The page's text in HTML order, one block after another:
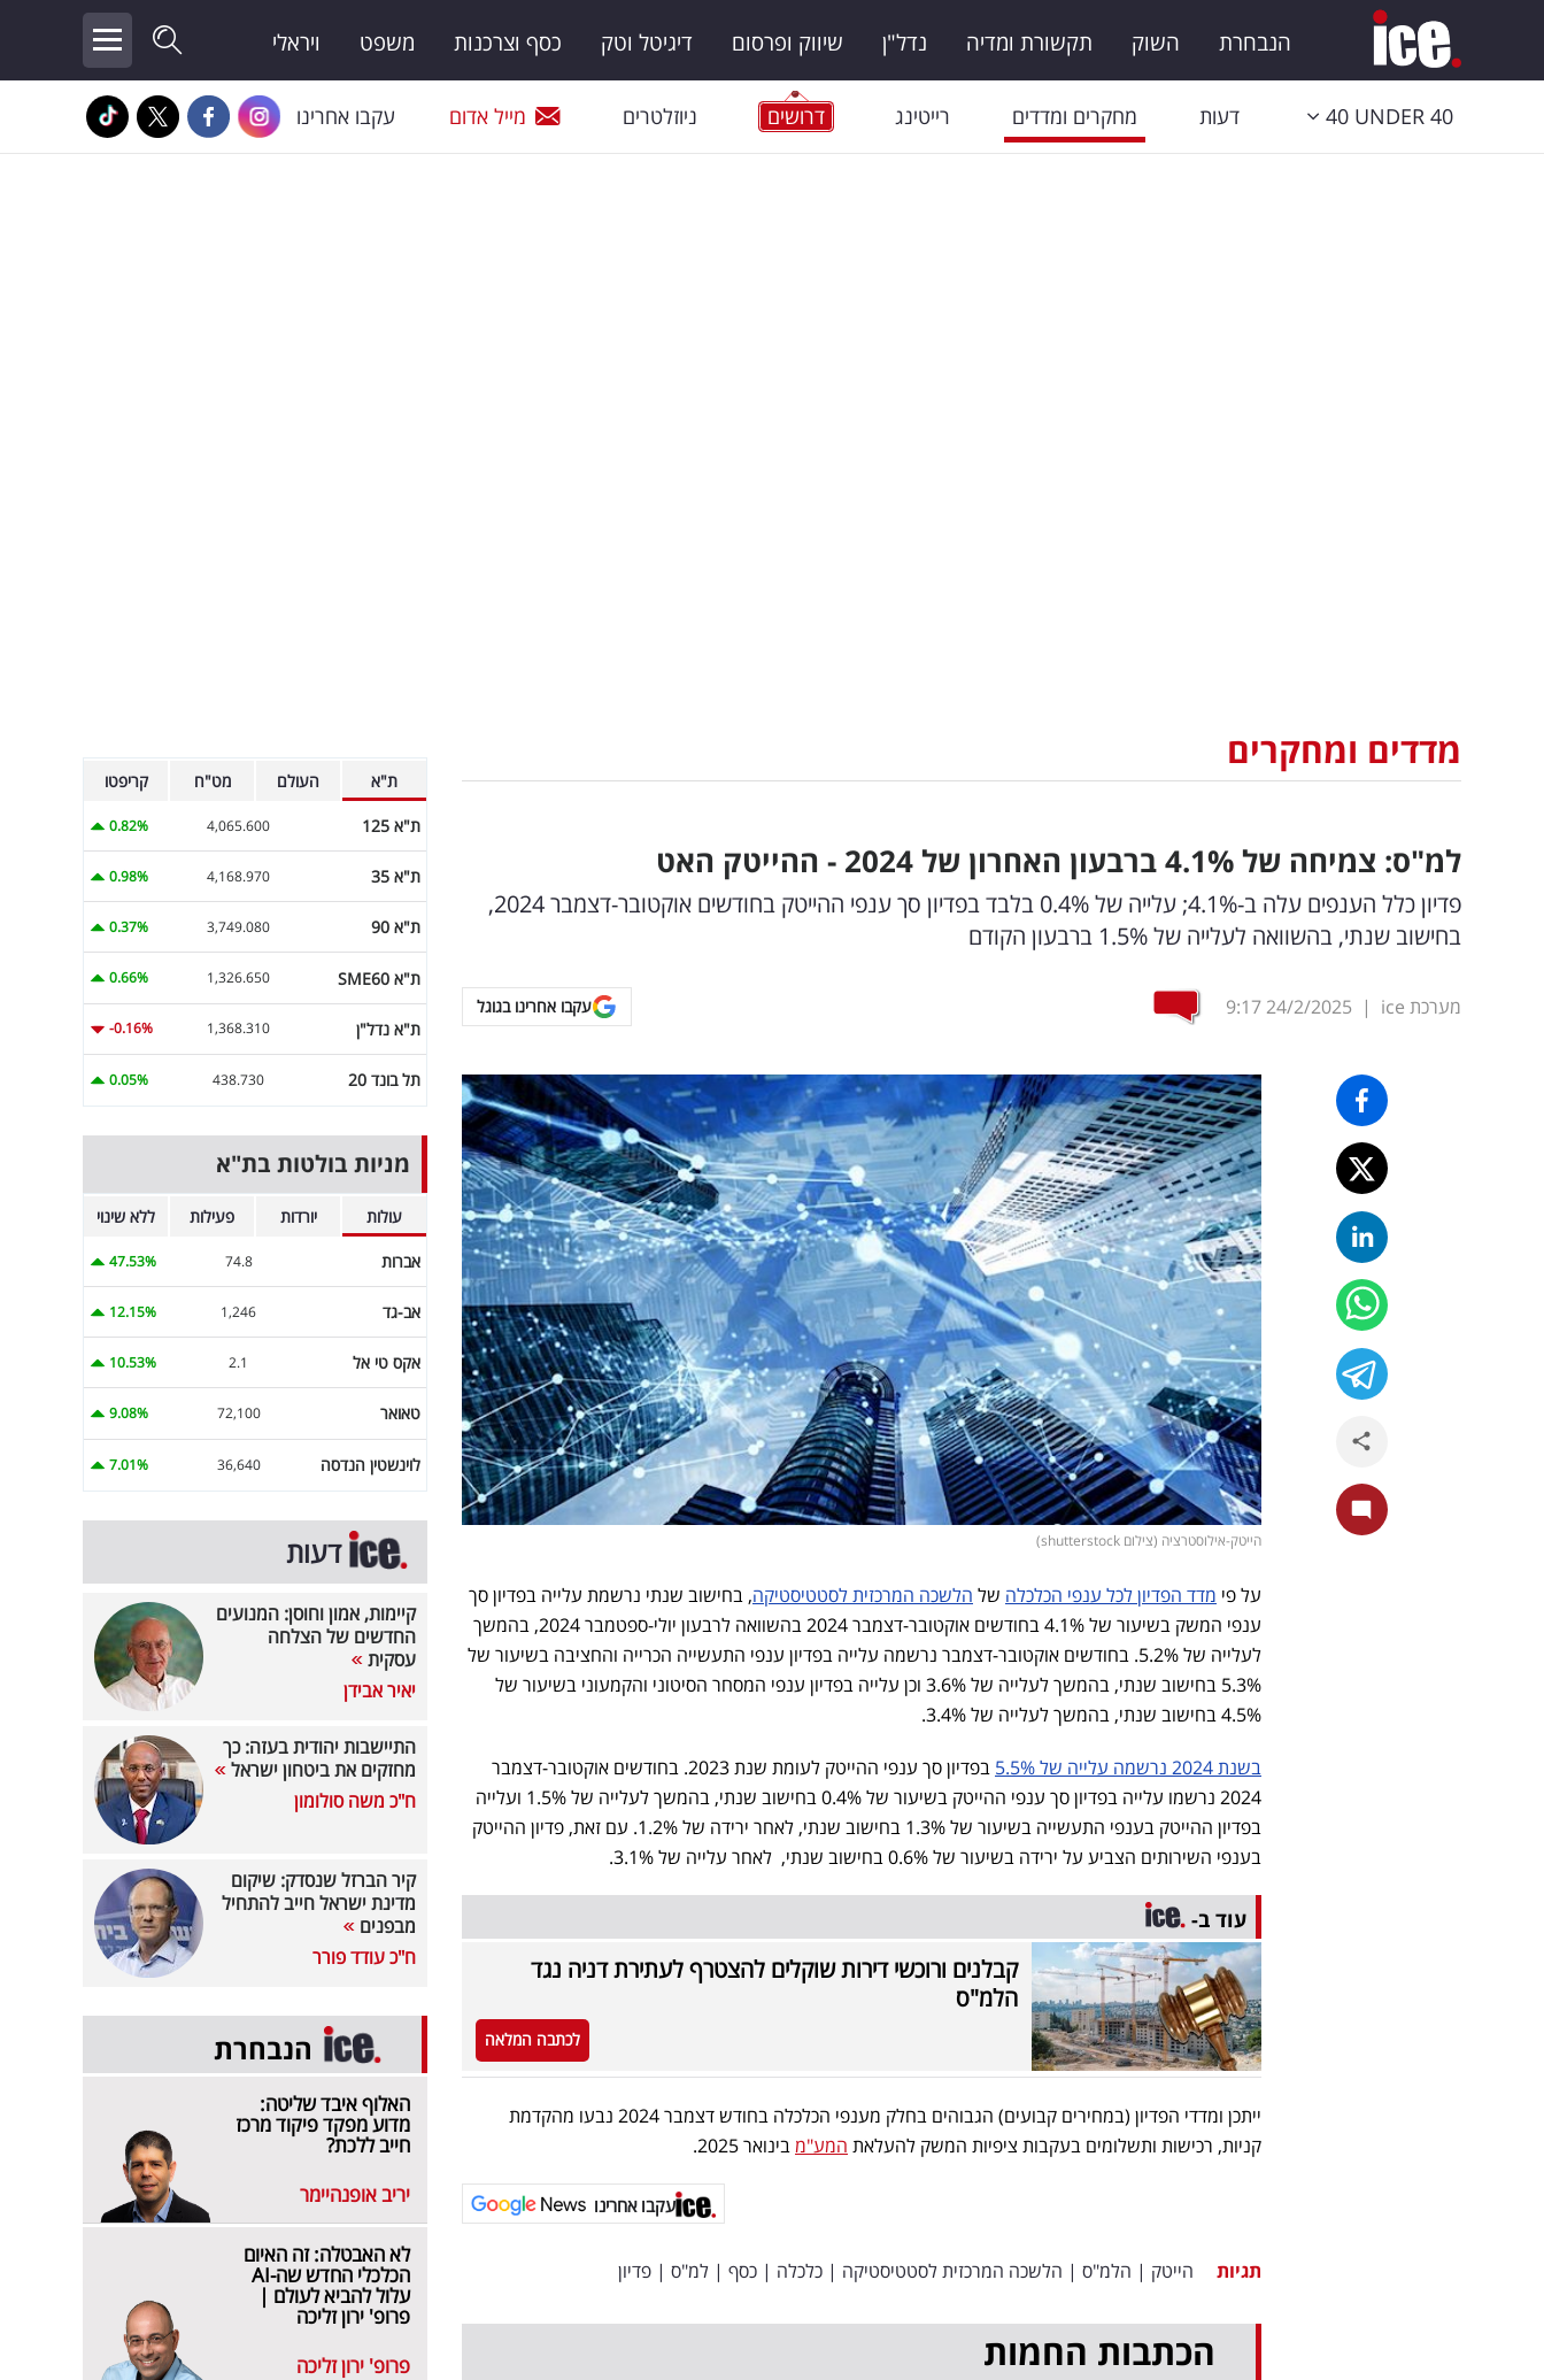
הנבחרת השוק תקשורת ומדיה נדל"ן שיווק ופרסום דיגיטל וטק כסף וצרכנות משפט ויראלי
40 UNDER 40 דעות מחקרים ומדדים רייטינג דרושים ניוזלטרים מייל אדום עקבו אחרינו
מדדים ומחקרים
למ"ס: צמיחה של 4.1% ברבעון האחרון של 2024 - ההייטק האט
פדיון כלל הענפים עלה ב-4.1%; עלייה של 0.4% בלבד בפדיון סך ענפי ההייטק בחודשים אוקטובר-דצמבר 2024,
בחישוב שנתי, בהשוואה לעלייה של 1.5% ברבעון הקודם
מערכת ice |
24/2/2025
9:17 עקבו אחרינו בגוגל
הייטק-אילוסטרציה (צילום shutterstock)
על פי מדד הפדיון לכל ענפי הכלכלה של הלשכה המרכזית לסטטיסטיקה, בחישוב שנתי נרשמת עלייה בפדיון סך
ענפי המשק בשיעור של 4.1% בחודשים אוקטובר-דצמבר 2024 בהשוואה לרבעון יולי-ספטמבר 2024, בהמשך
לעלייה של 5.2%. בחודשים אוקטובר-דצמבר נרשמה עלייה בפדיון ענפי התעשייה הכרייה והחציבה בשיעור של
5.3% בחישוב שנתי, בהמשך לעלייה של 3.6% וכן עלייה בפדיון ענפי המסחר הסיטוני והקמעוני בשיעור של
4.5% בחישוב שנתי, בהמשך לעלייה של 3.4%.
בשנת 2024 נרשמה עלייה של 5.5%
בפדיון סך ענפי ההייטק לעומת שנת 2023. בחודשים אוקטובר-דצמבר
2024 נרשמו עלייה בפדיון סך ענפי ההייטק בשיעור של 0.4% בחישוב שנתי, בהמשך לעלייה של 1.5% ועלייה
בפדיון ההייטק בענפי התעשייה בשיעור של 1.3% בחישוב שנתי, לאחר ירידה של 1.2%. עם זאת, פדיון ההייטק
בענפי השירותים הצביע על ירידה בשיעור של 0.6% בחישוב שנתי, לאחר עלייה של 3.1%.
עוד ב-
קבלנים ורוכשי דירות שוקלים להצטרף לעתירת דניה נגד
הלמ"ס
לכתבה המלאה
ייתכן ומדדי הפדיון (במחירים קבועים) הגבוהים בחלק מענפי הכלכלה בחודש דצמבר 2024 נבעו מהקדמת
קניות, רכישות ותשלומים בעקבות ציפיות המשק להעלאת המע"מבינואר 2025.
עקבו אחרינו
תגיות הייטק | הלמ"ס | הלשכה המרכזית לסטטיסטיקה | כלכלה | כסף | למ"ס | פדיון
הכתבות החמות
ת"א העולם מט"ח קריפטו
ת"א 125 4,065.600
0.82%
ת"א 35 4,168.970
0.98%
ת"א 90 3,749.080
0.37%
ת"א SME60 1,326.650
0.66%
ת"א נדל"ן 1,368.310
-0.16%
תל בונד 20 438.730
0.05%
מניות בולטות בת"א
עולות יורדות פעילות ללא שינוי
אברות 74.8
47.53%
אב-גד 1,246
12.15%
אקס טי אל 2.1
10.53%
טאואר 72,100
9.08%
לוינשטין הנדסה 36,640
7.01%
דעות
קיימות, אמון וחוסן: המנועים
החדשים של הצלחה
עסקית
יאיר אבידן
התיישבות יהודית בעזה: כך
מחזקים את ביטחון ישראל
ח"כ משה סולומון
קיר הברזל שנסדק: שיקום
מדינת ישראל חייב להתחיל
מבפנים
ח"כ עודד פורר
הנבחרת
האלוף איבד שליטה:
מדוע מפקד פיקוד מרכז
חייב ללכת?
יריב אופנהיימר
לא האבטלה: זה האיום
הכלכלי החדש שה-AI
עלול להביא לעולם |
פרופ' ירון זליכה
פרופ' ירון זליכה